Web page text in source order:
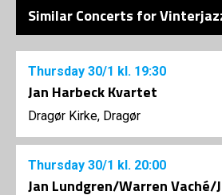
Similar Concerts for
Thursday 30/1 kl. 19:30
Jan Harbeck Kvartet
Dragør Kirke, Dragør
Thursday 30/1 kl. 20:00
Jan Lundgren/Warren Vaché/